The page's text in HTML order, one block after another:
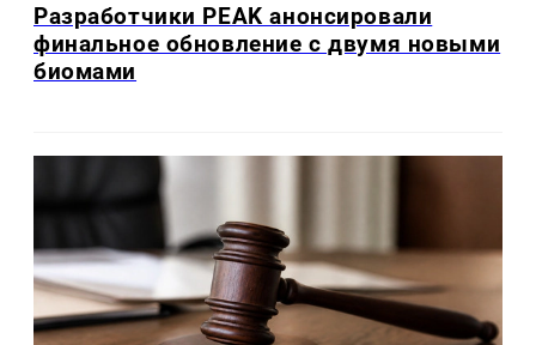
Разработчики PEAK анонсировали
финальное обновление с двумя новыми
биомами